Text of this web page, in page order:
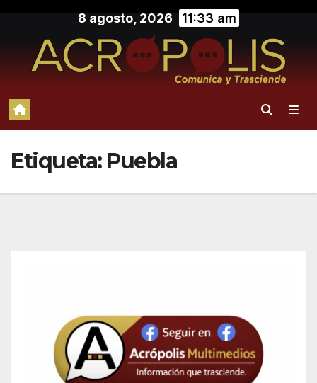
contenido
8 agosto, 2026 11:33 am
Etiqueta: Puebla